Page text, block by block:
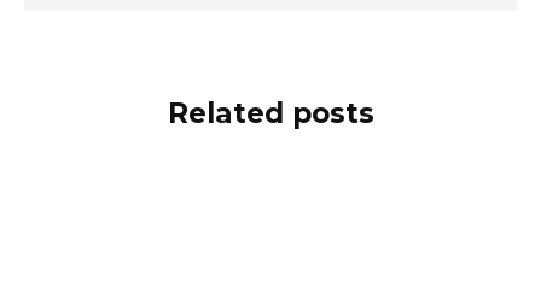
Related posts